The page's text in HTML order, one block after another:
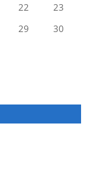
22
23
29
30